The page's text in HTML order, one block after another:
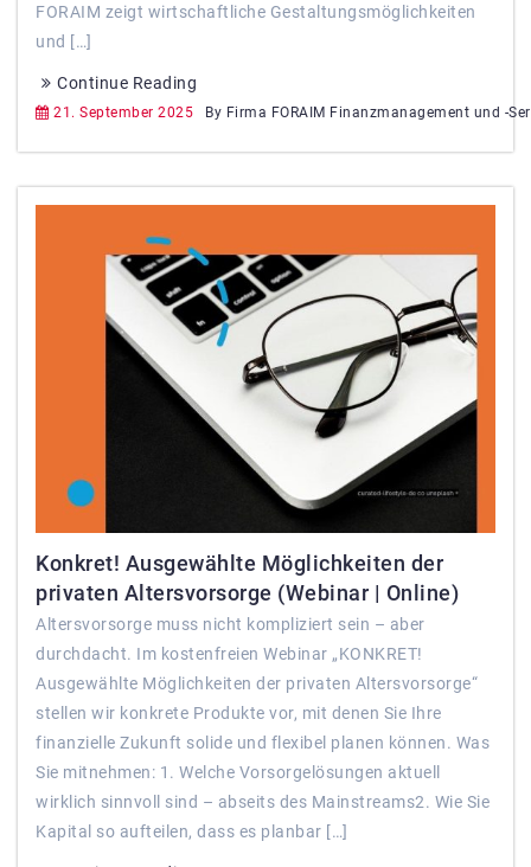
FORAIM zeigt wirtschaftliche Gestaltungsmöglichkeiten
und […]
Continue Reading
21. September 2025 By Firma FORAIM Finanzmanagement und -
Konkret! Ausgewählte Möglichkeiten der
privaten Altersvorsorge (Webinar | Online)
Altersvorsorge muss nicht kompliziert sein – aber
durchdacht. Im kostenfreien Webinar „KONKRET!
Ausgewählte Möglichkeiten der privaten Altersvorsorge“
stellen wir konkrete Produkte vor, mit denen Sie Ihre
finanzielle Zukunft solide und flexibel planen können. Was
Sie mitnehmen: 1. Welche Vorsorgelösungen aktuell
wirklich sinnvoll sind – abseits des Mainstreams2. Wie Sie
Kapital so aufteilen, dass es planbar […]